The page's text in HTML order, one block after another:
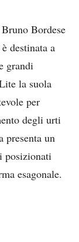
Bordese
destinata a
grandi
la suola
per
degli urti
presenta un
posizionati
esagonale.